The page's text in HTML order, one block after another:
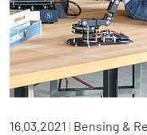
16.03.2021 | Bensing &